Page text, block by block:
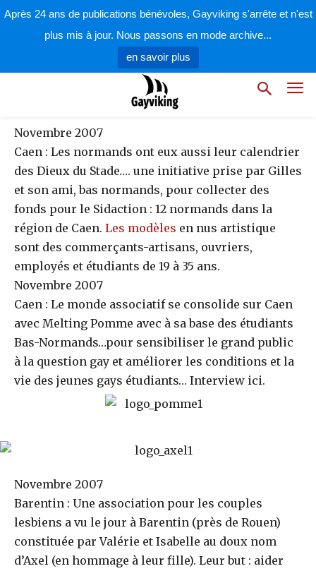
Après 24 ans de publications bénévoles, Gayviking s'arrête et n'est
plus mis à jour. Nous passons en mode archive...
en savoir plus
parla rédaction 31 décembre 2007
Novembre 2007
Caen : Les normands ont eux aussi leur calendrier
des Dieux du Stade…. une initiative prise par Gilles
et son ami, bas normands, pour collecter des
fonds pour le Sidaction : 12 normands dans la
région de Caen. Les modèles en nus artistique
sont des commerçants-artisans, ouvriers,
employés et étudiants de 19 à 35 ans.
Novembre 2007
Caen : Le monde associatif se consolide sur Caen
avec Melting Pomme avec à sa base des étudiants
Bas-Normands…pour sensibiliser le grand public
à la question gay et améliorer les conditions et la
vie des jeunes gays étudiants… Interview ici.
Novembre 2007
Barentin : Une association pour les couples
lesbiens a vu le jour à Barentin (près de Rouen)
constituée par Valérie et Isabelle au doux nom
d’Axel (en hommage à leur fille). Leur but : aider